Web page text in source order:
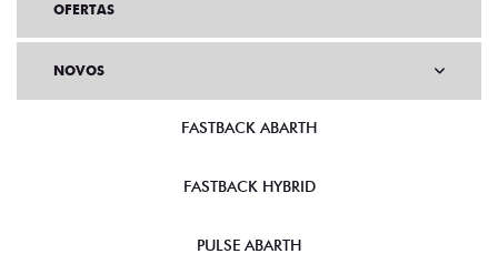
OFERTAS
NOVOS
FASTBACK ABARTH
FASTBACK HYBRID
PULSE ABARTH